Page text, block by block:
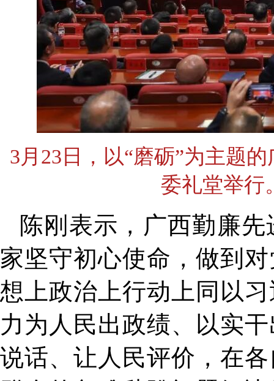
3月23日，以“磨砺”为主题
委礼堂举行
陈刚表示，广西勤廉
家坚守初心使命，做到
想上政治上行动上同以
力为人民出政绩、以实
说话、让人民评价，在